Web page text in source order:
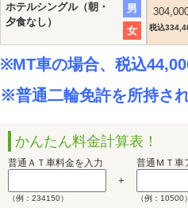
ホテルシングル（朝・
夕食なし）
男
女
税込
※MT車の場合、税込
※普通二輪免許を所持さ
かんたん料金計算表！
普通ＡＴ車料金を入力
+
（例：234150）
普通ＭＴ車
（例：10500）